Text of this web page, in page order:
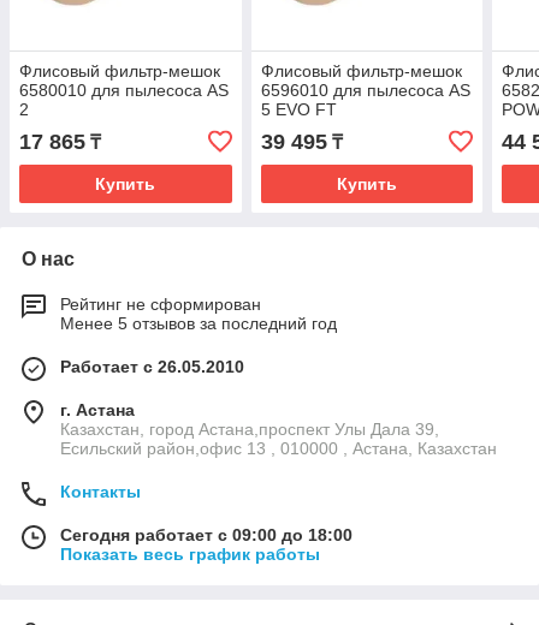
Флисовый фильтр-мешок
6580010 для пылесоса AS
2
17 865 ₸
Купить
Флисовый фильтр-мешок
6596010 для пылесоса AS
5 EVO FT
39 495₸
Купить
44
О нас
Рейтинг не сформирован
Менее 5 отзывов за последний год
Работает с 26.05.2010
г. Астана
Казахстан, город Астана,проспект Улы Дала 39,
Есильский район,офис 13 , 010000 , Астана, Казахстан
Контакты
Сегодня работает с 09:00 до 18:00
Показать весь график работы